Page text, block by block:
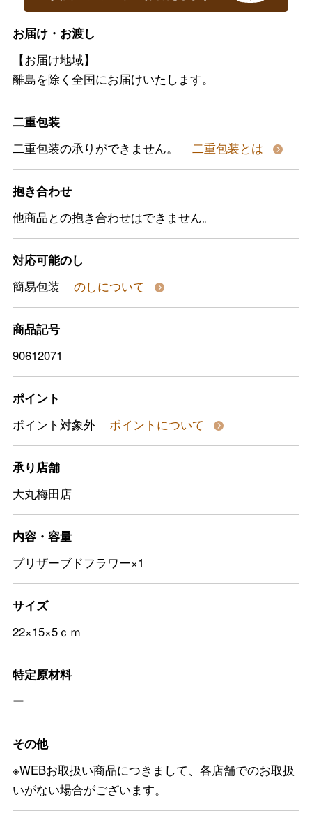
お届け・お渡し
【お届け地域】
離島を除く全国にお届けいたします。
二重包装
二重包装の承りができません。
二重包装とは
抱き合わせ
他商品との抱き合わせはできません。
対応可能のし
簡易包装
のしについて
商品記号
90612071
ポイント
ポイント対象外
ポイントについて
承り店舗
大丸梅田店
内容・容量
プリザーブドフラワー×1
サイズ
22×15×5ｃｍ
特定原材料
ー
その他
※WEBお取扱い商品につきまして、各店舗でのお取扱
いがない場合がございます。